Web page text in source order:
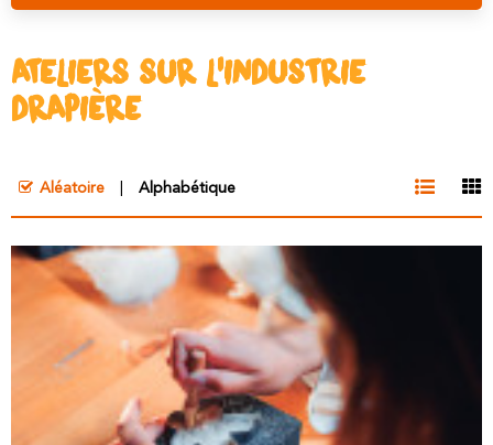
ATELIERS SUR L'INDUSTRIE
DRAPIÈRE
Aléatoire Alphabétique